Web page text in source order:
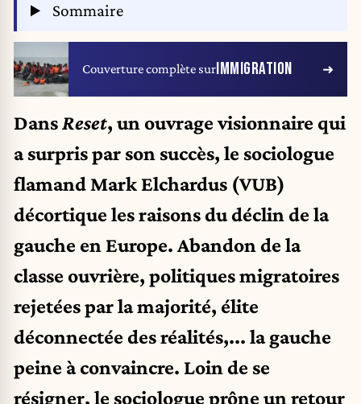
Sommaire
Couverture complète surIMMIGRATION
DansReset, un ouvrage visionnaire qui
a surpris par son succès, le sociologue
flamand Mark Elchardus (VUB)
décortique les raisons du déclin de la
gauche en Europe. Abandon de la
classe ouvrière, politiques migratoires
rejetées par la majorité, élite
déconnectée des réalités,... la gauche
peine à convaincre. Loin de se
résigner, le sociologue prône un retour